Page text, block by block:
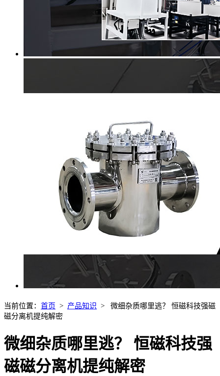
当前位置： 首页 > 产品知识 > 微细杂质哪里逃？ 恒磁科技强磁
磁分离机提纯解密
微细杂质哪里逃？ 恒磁科技强
磁磁分离机提纯解密